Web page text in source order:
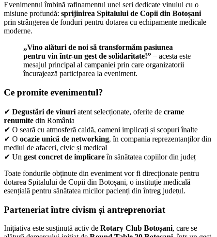
Evenimentul îmbină rafinamentul unei seri dedicate vinului cu o
misiune profundă: sprijinirea Spitalului de Copii din Botoșani
prin strângerea de fonduri pentru dotarea cu echipamente medicale
moderne.
„Vino alături de noi să transformăm pasiunea
pentru vin într-un gest de solidaritate!” – acesta este
mesajul principal al campaniei prin care organizatorii
încurajează participarea la eveniment.
Ce promite evenimentul?
✔ Degustări de vinuri atent selecționate, oferite de crame
renumite din România
✔ O seară cu atmosferă caldă, oameni implicați și scopuri înalte
✔ O ocazie unică de networking, în compania reprezentanților din
mediul de afaceri, civic și medical
✔ Un gest concret de implicareîn sănătatea copiilor din județ
Toate fondurile obținute din eveniment vor fi direcționate pentru
dotarea Spitalului de Copii din Botoșani, o instituție medicală
esențială pentru sănătatea micilor pacienți din întreg județul.
Parteneriat între civism și antreprenoriat
Inițiativa este susținută activ de Rotary Club Botoșani, care se